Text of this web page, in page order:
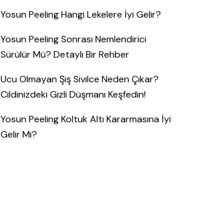
Yosun Peeling Hangi Lekelere İyi Gelir?
Yosun Peeling Sonrası Nemlendirici
Sürülür Mü? Detaylı Bir Rehber
Ucu Olmayan Şiş Sivilce Neden Çıkar?
Cildinizdeki Gizli Düşmanı Keşfedin!
Yosun Peeling Koltuk Altı Kararmasına İyi
Gelir Mi?